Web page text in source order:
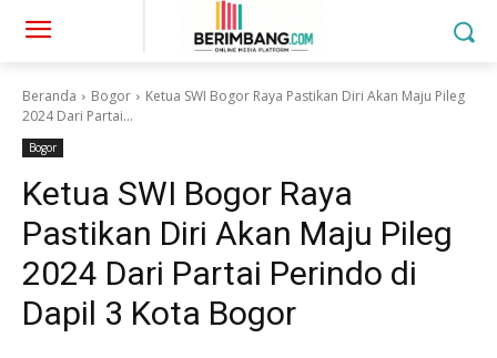
Beranda Bogor
Ketua SWI Bogor Raya Pastikan Diri Akan Maju Pileg
2024 Dari Partai...
Bogor
Ketua SWI Bogor Raya
Pastikan Diri Akan Maju Pileg
2024 Dari Partai Perindo di
Dapil 3 Kota Bogor